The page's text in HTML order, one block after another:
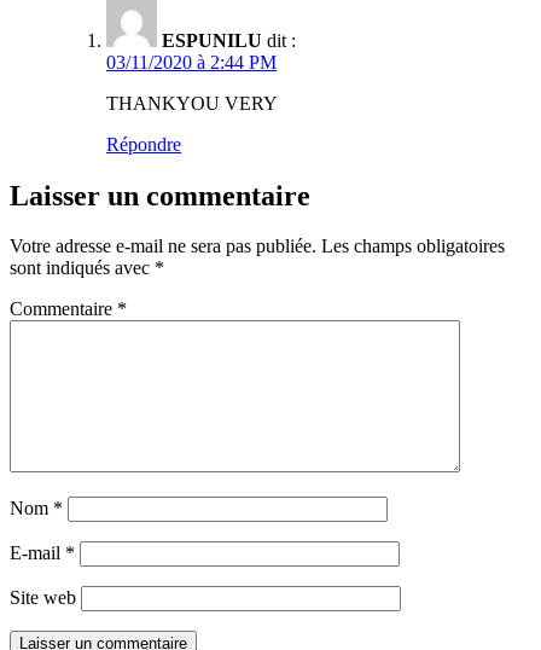
ESPUNILU dit :
03/11/2020 à 2:44 PM
THANKYOU VERY
Répondre
Laisser un commentaire
Votre adresse e-mail ne sera pas publiée. Les champs obligatoires
sont indiqués avec *
Commentaire *
Nom *
E-mail *
Site web